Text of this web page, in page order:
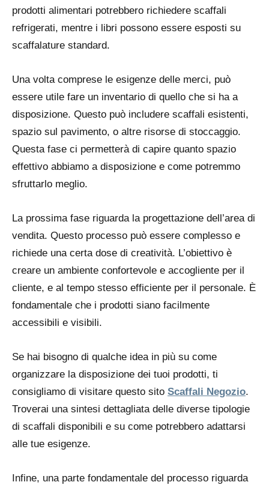
prodotti alimentari potrebbero richiedere scaffali
refrigerati, mentre i libri possono essere esposti su
scaffalature standard.
Una volta comprese le esigenze delle merci, può
essere utile fare un inventario di quello che si ha a
disposizione. Questo può includere scaffali esistenti,
spazio sul pavimento, o altre risorse di stoccaggio.
Questa fase ci permetterà di capire quanto spazio
effettivo abbiamo a disposizione e come potremmo
sfruttarlo meglio.
La prossima fase riguarda la progettazione dell’area di
vendita. Questo processo può essere complesso e
richiede una certa dose di creatività. L’obiettivo è
creare un ambiente confortevole e accogliente per il
cliente, e al tempo stesso efficiente per il personale. È
fondamentale che i prodotti siano facilmente
accessibili e visibili.
Se hai bisogno di qualche idea in più su come
organizzare la disposizione dei tuoi prodotti, ti
consigliamo di visitare questo sito Scaffali Negozio.
Troverai una sintesi dettagliata delle diverse tipologie
di scaffali disponibili e su come potrebbero adattarsi
alle tue esigenze.
Infine, una parte fondamentale del processo riguarda